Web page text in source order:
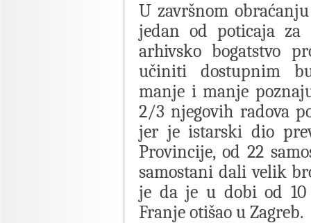
U završnom
jedan od poticaja za
arhivsko bogatstvo
učiniti dostupnim
manje i manje
2/3 njegovih radova
jer je istarski dio
Provincije, od 22
samostani dali velik
je da je u dobi od 10
Franje otišao u Zagreb.